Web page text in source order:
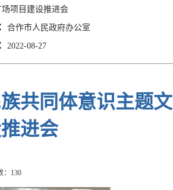
项目建设推进会
合作市人民政府办公室
2022-08-27
共同体意识主题文
进会
130